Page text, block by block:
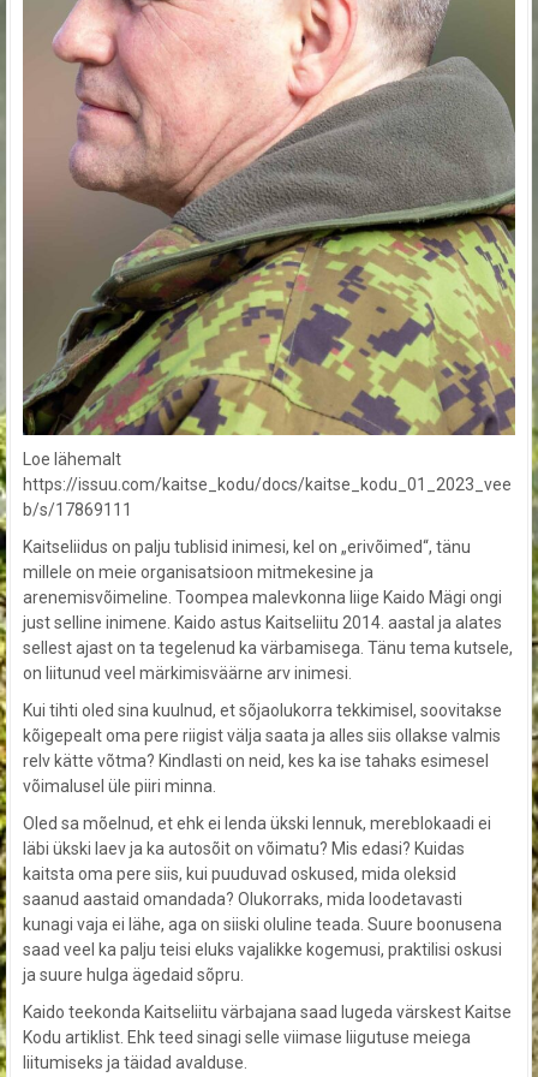
Loe lähemalt
https://issuu.com/kaitse_kodu/docs/kaitse_kodu_01_2023_vee
b/s/17869111
Kaitseliidus on palju tublisid inimesi, kel on „erivõimed“, tänu
millele on meie organisatsioon mitmekesine ja
arenemisvõimeline. Toompea malevkonna liige Kaido Mägi ongi
just selline inimene. Kaido astus Kaitseliitu 2014. aastal ja alates
sellest ajast on ta tegelenud ka värbamisega. Tänu tema kutsele,
on liitunud veel märkimisväärne arv inimesi.
Kui tihti oled sina kuulnud, et sõjaolukorra tekkimisel, soovitakse
kõigepealt oma pere riigist välja saata ja alles siis ollakse valmis
relv kätte võtma? Kindlasti on neid, kes ka ise tahaks esimesel
võimalusel üle piiri minna.
Oled sa mõelnud, et ehk ei lenda ükski lennuk, mereblokaadi ei
läbi ükski laev ja ka autosõit on võimatu? Mis edasi? Kuidas
kaitsta oma pere siis, kui puuduvad oskused, mida oleksid
saanud aastaid omandada? Olukorraks, mida loodetavasti
kunagi vaja ei lähe, aga on siiski oluline teada. Suure boonusena
saad veel ka palju teisi eluks vajalikke kogemusi, praktilisi oskusi
ja suure hulga ägedaid sõpru.
Kaido teekonda Kaitseliitu värbajana saad lugeda värskest Kaitse
Kodu artiklist. Ehk teed sinagi selle viimase liigutuse meiega
liitumiseks ja täidad avalduse.